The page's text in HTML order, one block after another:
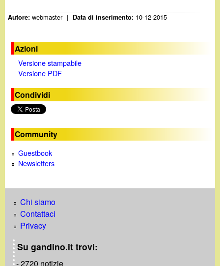
Autore:webmaster | Data di inserimento: 10-12-2015
Azioni
Versione stampabile
Versione PDF
Condividi
Community
Guestbook
Newsletters
Chi siamo
Contattaci
Privacy
Su gandino.it trovi:
- 2720 notizie